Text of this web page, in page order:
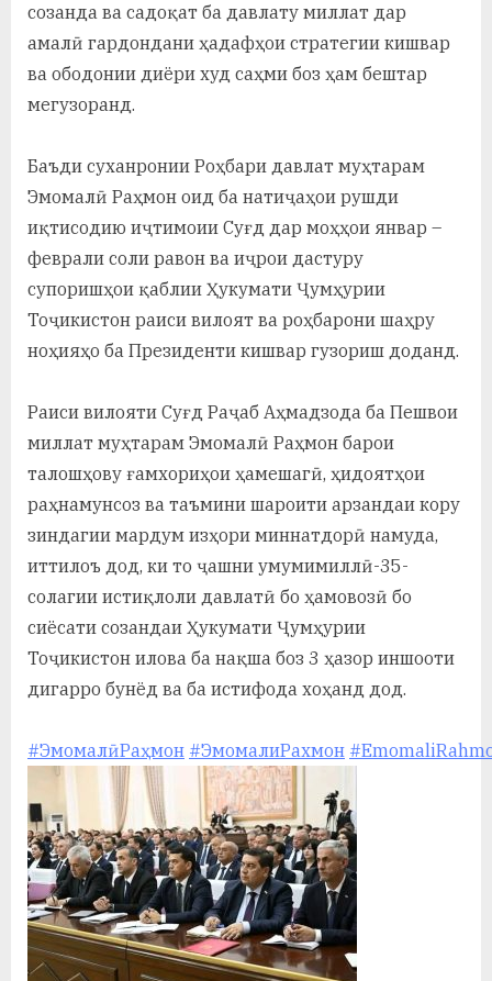
созанда ва садоқат ба давлату миллат дар
амалӣ гардондани ҳадафҳои стратегии кишвар
ва ободонии диёри худ саҳми боз ҳам бештар
мегузоранд.
Баъди суханронии Роҳбари давлат муҳтарам
Эмомалӣ Раҳмон оид ба натиҷаҳои рушди
иқтисодию иҷтимоии Суғд дар моҳҳои январ –
феврали соли равон ва иҷрои дастуру
супоришҳои қаблии Ҳукумати Ҷумҳурии
Тоҷикистон раиси вилоят ва роҳбарони шаҳру
ноҳияҳо ба Президенти кишвар гузориш доданд.
Раиси вилояти Суғд Раҷаб Аҳмадзода ба Пешвои
миллат муҳтарам Эмомалӣ Раҳмон барои
талошҳову ғамхориҳои ҳамешагӣ, ҳидоятҳои
раҳнамунсоз ва таъмини шароити арзандаи кору
зиндагии мардум изҳори миннатдорӣ намуда,
иттилоъ дод, ки то ҷашни умумимиллӣ-35-
солагии истиқлоли давлатӣ бо ҳамовозӣ бо
сиёсати созандаи Ҳукумати Ҷумҳурии
Тоҷикистон илова ба нақша боз 3 ҳазор иншооти
дигарро бунёд ва ба истифода хоҳанд дод.
#ЭмомалӣРаҳмон #ЭмомалиРахмон